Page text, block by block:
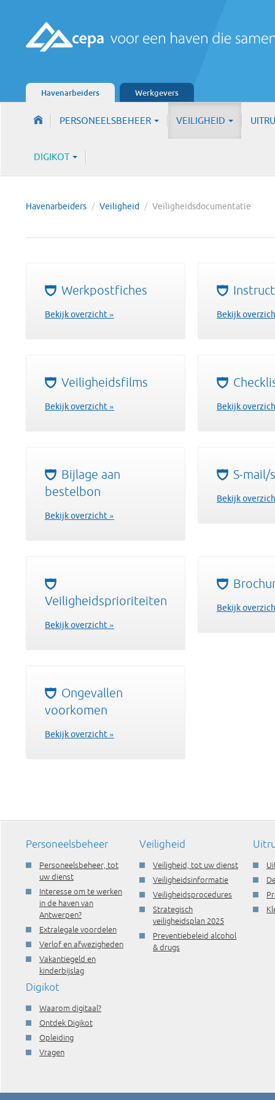
Havenarbeiders Werkgevers
PERSONEELSBEHEER VEILIGHEID
DIGIKOT
Havenarbeiders / Veiligheid / Veiligheidsdocumentatie
Werkpostfiches
Bekijk overzicht » Bekijk
Veiligheidsfilms
Bekijk overzicht » Bekijk
Bijlage aan
bestelbon
Bekijk overzicht »
S-mail/
Bekijk
Veiligheidsprioriteiten
Bekijk overzicht »
Bekijk
Ongevallen
voorkomen
Bekijk overzicht »
Personeelsbeheer
Personeelsbeheer, tot
uw dienst
Interesse om te werken
in de haven van
Antwerpen?
Extralegale voordelen
Verlof en afwezigheden
Vakantiegeld en
kinderbijslag
Veiligheid
Veiligheid, tot uw dienst
Veiligheidsinformatie
Veiligheidsprocedures
Strategisch
veiligheidsplan 2025
Preventiebeleid alcohol
& drugs
Digikot
Waarom digitaal?
Ontdek Digikot
Opleiding
Vragen